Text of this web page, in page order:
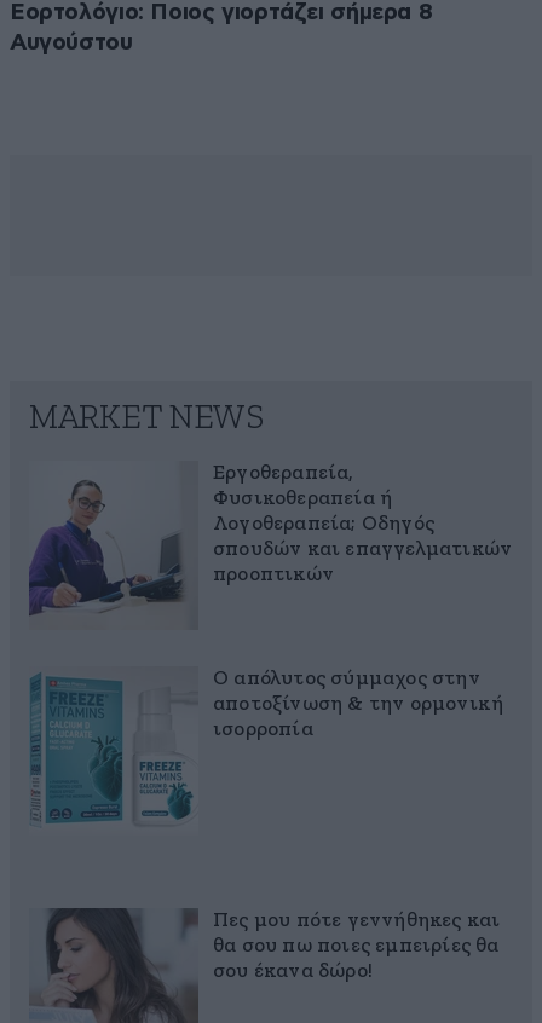
Εορτολόγιο: Ποιος γιορτάζει σήμερα 8
Αυγούστου
MARKET NEWS
Εργοθεραπεία,
Φυσικοθεραπεία ή
Λογοθεραπεία; Οδηγός
σπουδών και επαγγελματικών
προοπτικών
Ο απόλυτος σύμμαχος στην
αποτοξίνωση & την ορμονική
ισορροπία
Πες μου πότε γεννήθηκες και
θα σου πω ποιες εμπειρίες θα
σου έκανα δώρο!